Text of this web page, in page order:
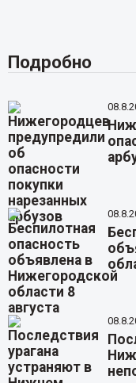
Подробно